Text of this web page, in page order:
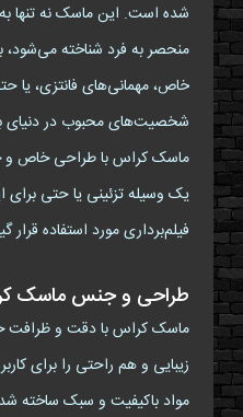
شده است. این ماسک نه تنها
منحصر به فرد شناخته می‌شود،
خاص، مهمانی‌های فانتزی، یا
شخصیت‌های محبوب در دنیای
ماسک کراس با طراحی خاص و
یک وسیله تزئینی یا حتی برای
فیلم‌برداری مورد استفاده قرار
طراحی و جنس ماسک
ماسک کراس با دقت و
زیبایی و هم راحتی را برای
مواد باکیفیت و سبک ساخته